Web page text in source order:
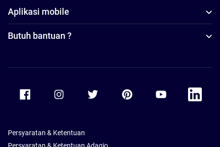
Aplikasi mobile
Butuh bantuan ?
Accor Facebook Accor TwitterAccor PinterestAccor Youtube
Accor
Persyaratan & Ketentuan